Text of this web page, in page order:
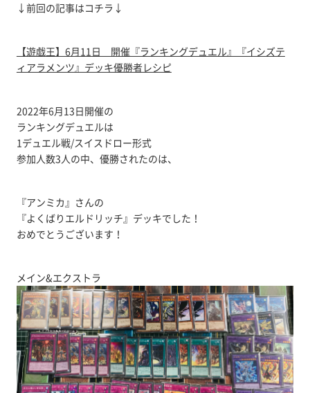
↓前回の記事はコチラ↓
【遊戯王】6月11日 開催『ランキングデュエル』『イシズテ
ィアラメンツ』デッキ優勝者レシピ
2022年6月13日開催の
ランキングデュエルは
1デュエル戦/スイスドロー形式
参加人数3人の中、優勝されたのは、
『アンミカ』さんの
『よくばりエルドリッチ』デッキでした！
おめでとうございます！
メイン&エクストラ